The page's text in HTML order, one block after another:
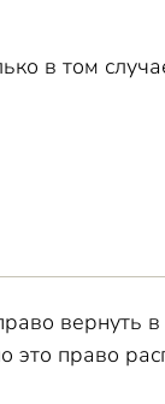
в том
вернуть
это право